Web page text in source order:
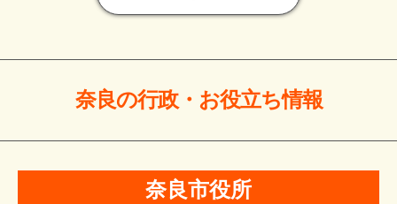
奈良の行政・お役立ち情報
奈良市役所